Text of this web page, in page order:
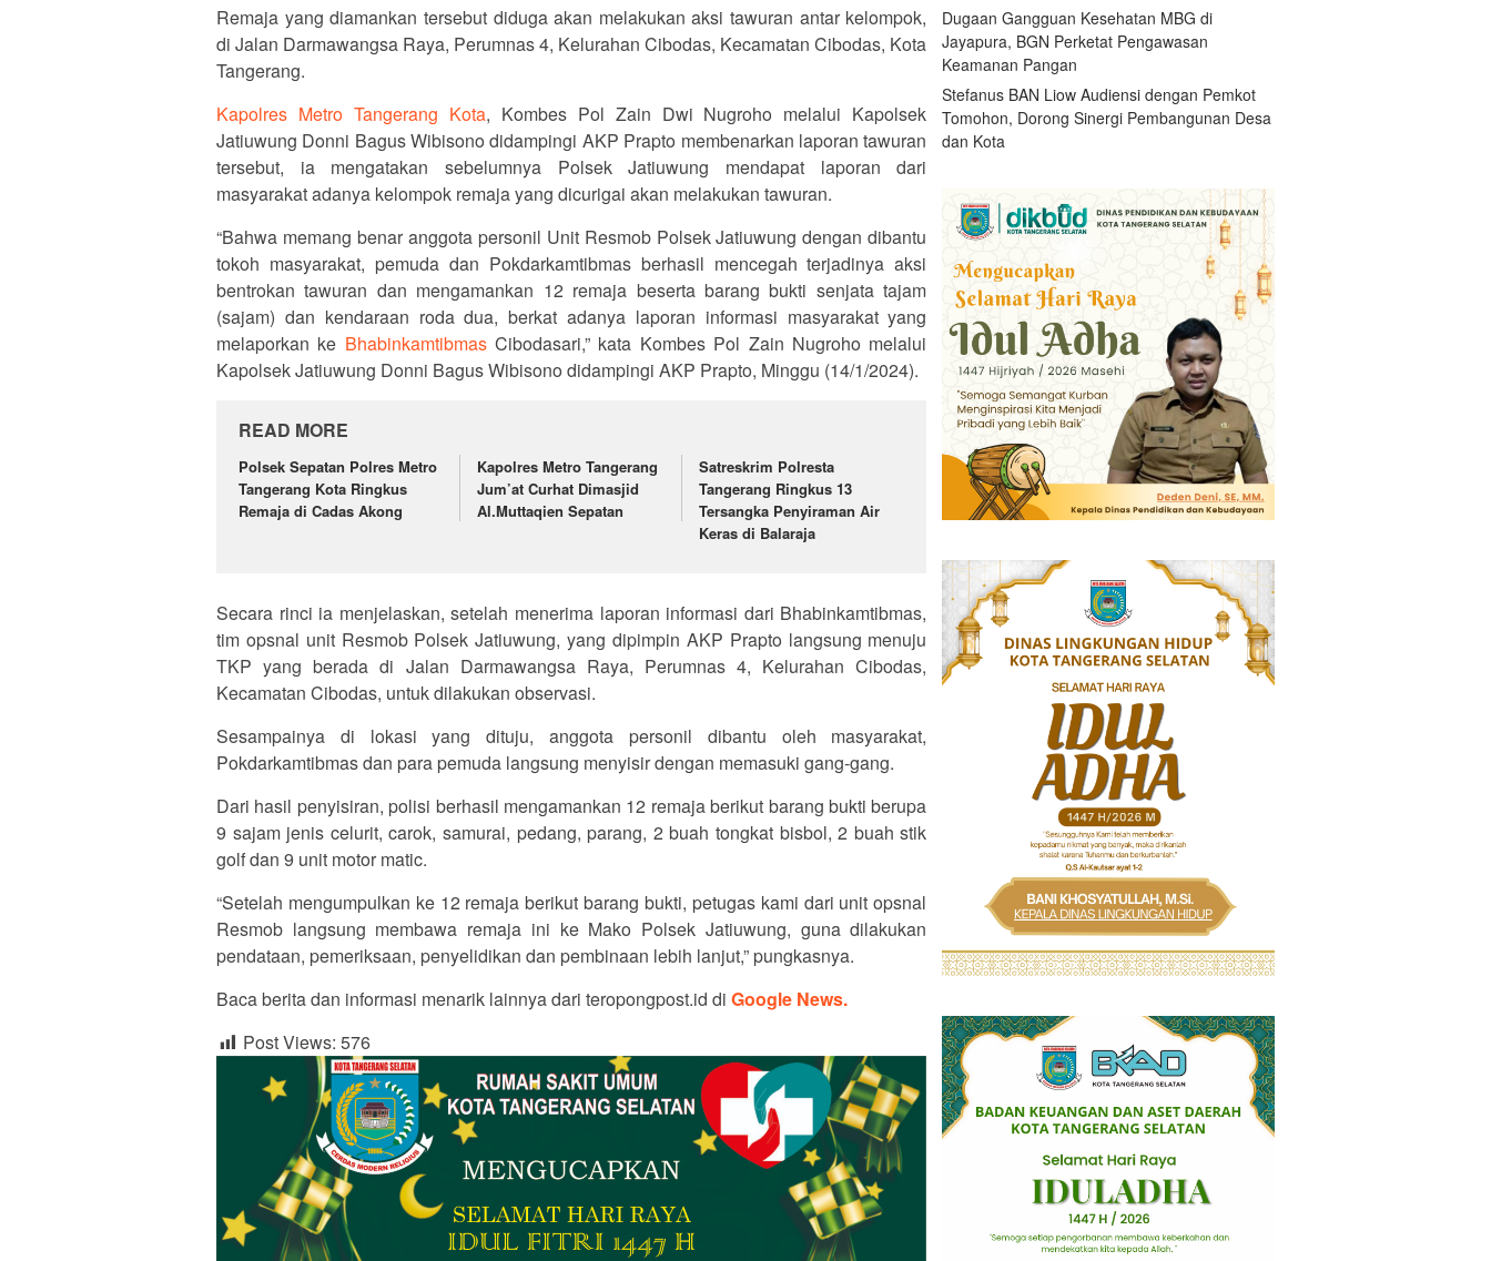
Remaja yang diamankan tersebut diduga akan melakukan aksi tawuran antar kelompok,
di Jalan Darmawangsa Raya, Perumnas 4, Kelurahan Cibodas, Kecamatan Cibodas, Kota
Tangerang.
Kapolres Metro Tangerang Kota, Kombes Pol Zain Dwi Nugroho melalui Kapolsek
Jatiuwung Donni Bagus Wibisono didampingi AKP Prapto membenarkan laporan tawuran
tersebut, ia mengatakan sebelumnya Polsek Jatiuwung mendapat laporan dari
masyarakat adanya kelompok remaja yang dicurigai akan melakukan tawuran.
“Bahwa memang benar anggota personil Unit Resmob Polsek Jatiuwung dengan dibantu
tokoh masyarakat, pemuda dan Pokdarkamtibmas berhasil mencegah terjadinya aksi
bentrokan tawuran dan mengamankan 12 remaja beserta barang bukti senjata tajam
(sajam) dan kendaraan roda dua, berkat adanya laporan informasi masyarakat yang
melaporkan ke BhabinkamtibmasCibodasari,” kata Kombes Pol Zain Nugroho melalui
Kapolsek Jatiuwung Donni Bagus Wibisono didampingi AKP Prapto, Minggu (14/1/2024).
READ MORE
Polsek Sepatan Polres Metro
Tangerang Kota Ringkus
Remaja di Cadas Akong
Kapolres Metro Tangerang
Jum’at Curhat Dimasjid
Al.Muttaqien Sepatan
Satreskrim Polresta
Tangerang Ringkus 13
Tersangka Penyiraman Air
Keras di Balaraja
Secara rinci ia menjelaskan, setelah menerima laporan informasi dari Bhabinkamtibmas,
tim opsnal unit Resmob Polsek Jatiuwung, yang dipimpin AKP Prapto langsung menuju
TKP yang berada di Jalan Darmawangsa Raya, Perumnas 4, Kelurahan Cibodas,
Kecamatan Cibodas, untuk dilakukan observasi.
Sesampainya di lokasi yang dituju, anggota personil dibantu oleh masyarakat,
Pokdarkamtibmas dan para pemuda langsung menyisir dengan memasuki gang-gang.
Dari hasil penyisiran, polisi berhasil mengamankan 12 remaja berikut barang bukti berupa
9 sajam jenis celurit, carok, samurai, pedang, parang, 2 buah tongkat bisbol, 2 buah stik
golf dan 9 unit motor matic.
“Setelah mengumpulkan ke 12 remaja berikut barang bukti, petugas kami dari unit opsnal
Resmob langsung membawa remaja ini ke Mako Polsek Jatiuwung, guna dilakukan
pendataan, pemeriksaan, penyelidikan dan pembinaan lebih lanjut,” pungkasnya.
Baca berita dan informasi menarik lainnya dari teropongpost.id di Google News.
Post Views: 576
Dugaan Gangguan Kesehatan MBG di
Jayapura, BGN Perketat Pengawasan
Keamanan Pangan
Stefanus BAN Liow Audiensi dengan Pemkot
Tomohon, Dorong Sinergi Pembangunan Desa
dan Kota